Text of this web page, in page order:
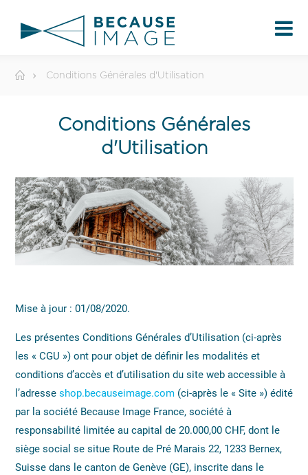
Conditions Générales d'Utilisation
Conditions Générales
d'Utilisation
Mise à jour : 01/08/2020.
Les présentes Conditions Générales d’Utilisation (ci-après
les « CGU ») ont pour objet de définir les modalités et
conditions d’accès et d’utilisation du site web accessible à
l’adresse shop.becauseimage.com(ci-après le « Site ») édité
par la société Because Image France, société à
responsabilité limitée au capital de 20.000,00 CHF, dont le
siège social se situe Route de Pré Marais 22, 1233 Bernex,
Suisse dans le canton de Genève (GE), inscrite dans le